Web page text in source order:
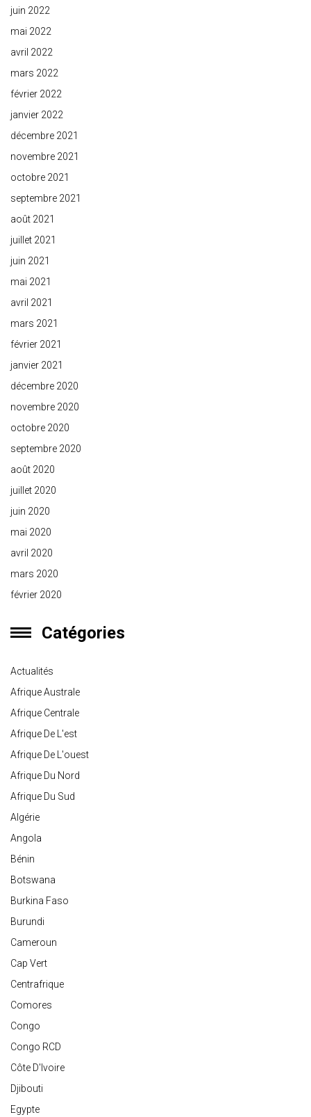
juin 2022
mai 2022
avril 2022
mars 2022
février 2022
janvier 2022
décembre 2021
novembre 2021
octobre 2021
septembre 2021
août 2021
juillet 2021
juin 2021
mai 2021
avril 2021
mars 2021
février 2021
janvier 2021
décembre 2020
novembre 2020
octobre 2020
septembre 2020
août 2020
juillet 2020
juin 2020
mai 2020
avril 2020
mars 2020
février 2020
Catégories
Actualités
Afrique Australe
Afrique Centrale
Afrique De L'est
Afrique De L'ouest
Afrique Du Nord
Afrique Du Sud
Algérie
Angola
Bénin
Botswana
Burkina Faso
Burundi
Cameroun
Cap Vert
Centrafrique
Comores
Congo
Congo RCD
Côte D'Ivoire
Djibouti
Egypte